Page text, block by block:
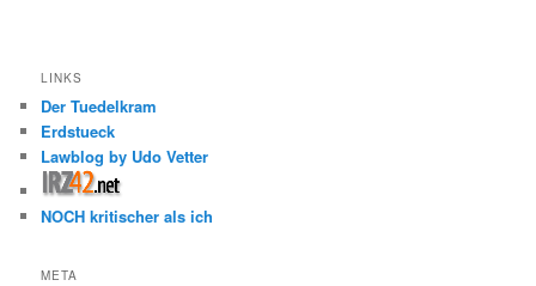
LINKS
Der Tuedelkram
Erdstueck
Lawblog by Udo Vetter
NOCH kritischer als ich
META